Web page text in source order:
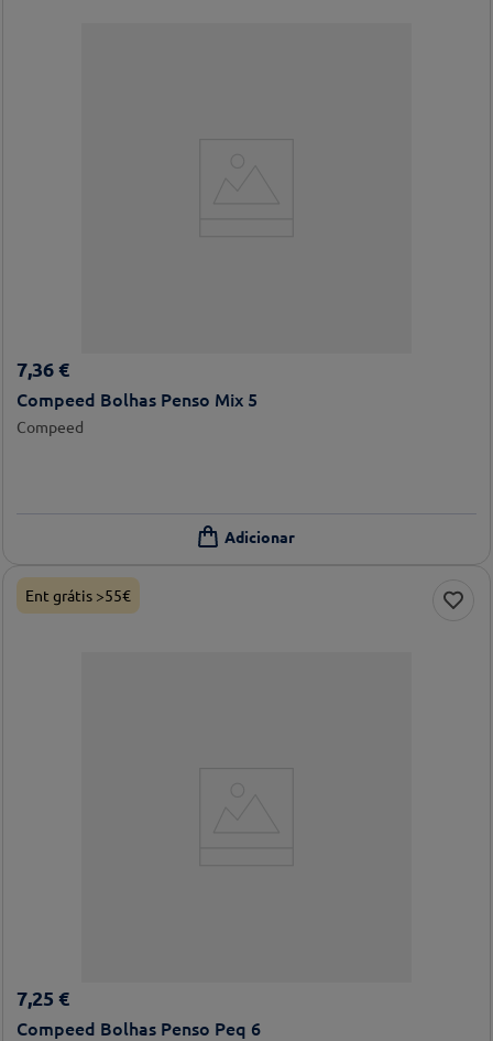
7,36 €
Compeed Bolhas Penso Mix 5
Compeed
Ent grátis >55€
7,25 €
Compeed Bolhas Penso Peq 6